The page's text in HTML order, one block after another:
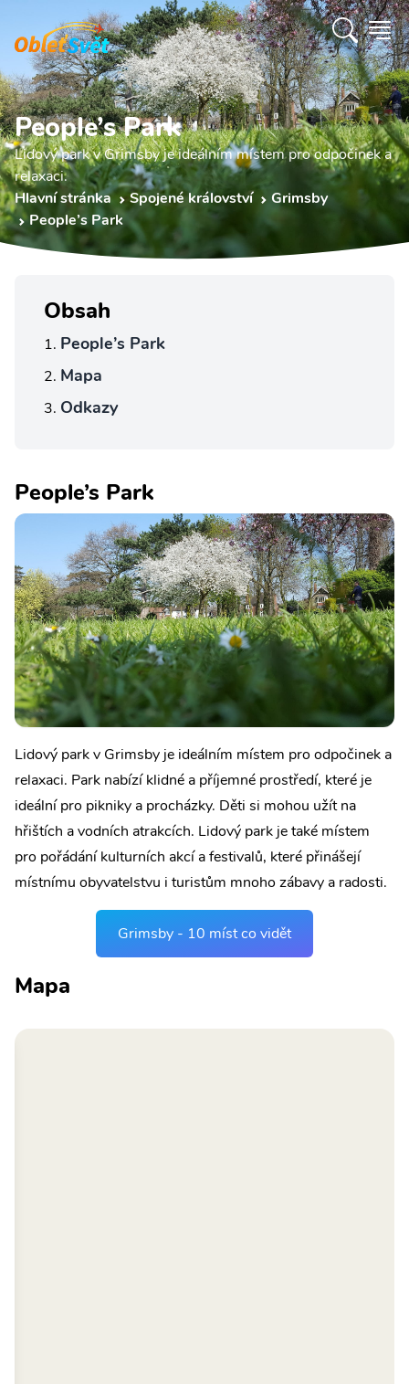
People’s Park
Lidový park v Grimsby je ideálním místem pro odpočinek a
relaxaci.
Hlavní stránka
Spojené království
Grimsby
People’s Park
Obsah
People’s Park
Mapa
Odkazy
People’s Park
Lidový park v Grimsby je ideálním místem pro odpočinek a
relaxaci. Park nabízí klidné a příjemné prostředí, které je
ideální pro pikniky a procházky. Děti si mohou užít na
hřištích a vodních atrakcích. Lidový park je také místem
pro pořádání kulturních akcí a festivalů, které přinášejí
místnímu obyvatelstvu i turistům mnoho zábavy a radosti.
Grimsby - 10 míst co vidět
Mapa